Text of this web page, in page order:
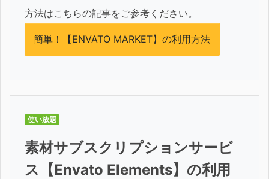
方法はこちらの記事をご参考ください。
簡単！【ENVATO MARKET】の利用方法
使い放題
素材サブスクリプションサービ
ス【Envato Elements】の利用